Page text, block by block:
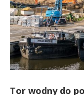
Tor wodny do